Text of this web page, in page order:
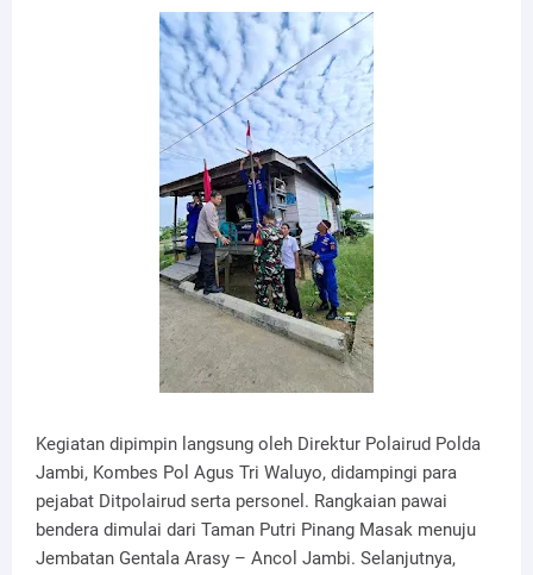
Kegiatan dipimpin langsung oleh Direktur Polairud Polda
Jambi, Kombes Pol Agus Tri Waluyo, didampingi para
pejabat Ditpolairud serta personel. Rangkaian pawai
bendera dimulai dari Taman Putri Pinang Masak menuju
Jembatan Gentala Arasy – Ancol Jambi. Selanjutnya,